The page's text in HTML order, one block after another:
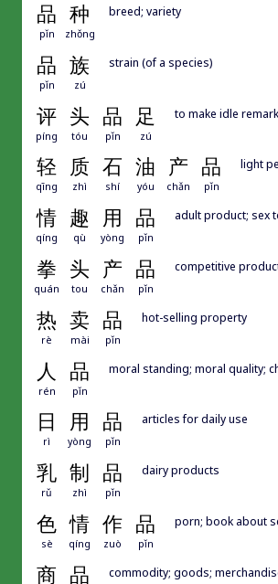
品 种
pǐn zhǒng
breed; variety
品 族
pǐn zú
strain (of a species)
评 头 品 足
píng tóu pǐn zú
to make idle
轻 质 石 油 产 品
qīng zhì shí yóu chǎn pǐn
light
情 趣 用 品
qíng qù yòng pǐn
adult product; sex
拳 头 产 品
quán tou chǎn pǐn
competitive
热 卖 品
rè mài pǐn
hot-selling property
人 品
rén pǐn
moral standing; moral quality;
日 用 品
rì yòng pǐn
articles for daily use
乳 制 品
rǔ zhì pǐn
dairy products
色 情 作 品
sè qíng zuò pǐn
porn; book about
商 品 commodity; goods;